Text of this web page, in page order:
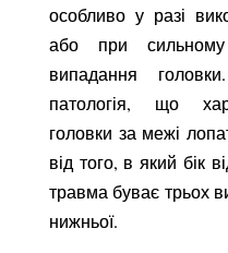
особливо у разі
або при
випадання
патологія, що
головки за межі
від того, в який бік
травма буває трьох
нижньої.